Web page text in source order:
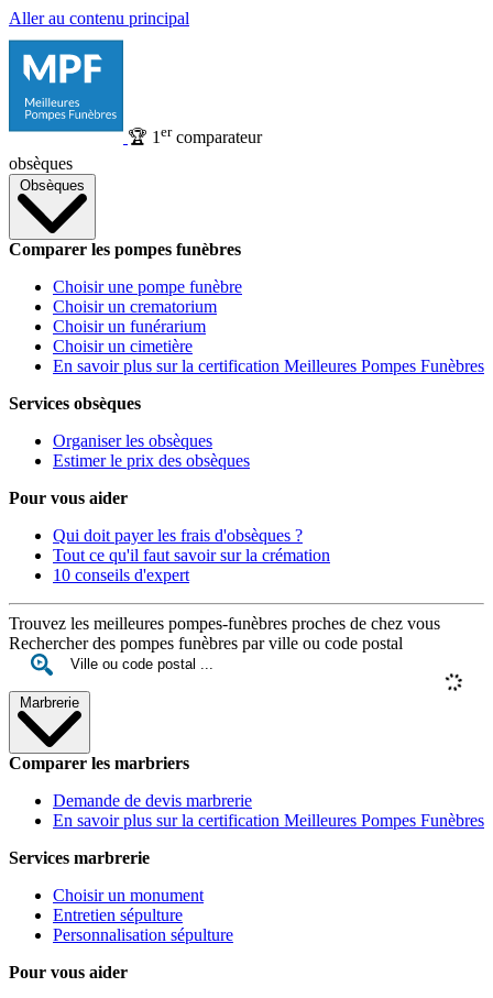
Aller au contenu principal
🏆 1 ercomparateur
obsèques
Obsèques
Comparer les pompes funèbres
Choisir une pompe funèbre
Choisir un crematorium
Choisir un funérarium
Choisir un cimetière
En savoir plus sur la certification Meilleures Pompes Funèbres
Services obsèques
Organiser les obsèques
Estimer le prix des obsèques
Pour vous aider
Qui doit payer les frais d'obsèques ?
Tout ce qu'il faut savoir sur la crémation
10 conseils d'expert
Trouvez les meilleures pompes-funèbres proches de chez vous
Rechercher des pompes funèbres par ville ou code postal
Marbrerie
Comparer les marbriers
Demande de devis marbrerie
En savoir plus sur la certification Meilleures Pompes Funèbres
Services marbrerie
Choisir un monument
Entretien sépulture
Personnalisation sépulture
Pour vous aider